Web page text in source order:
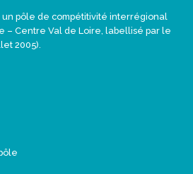
pôle de compétitivité interrégional
– Centre Val de Loire, labellisé par le
2005).